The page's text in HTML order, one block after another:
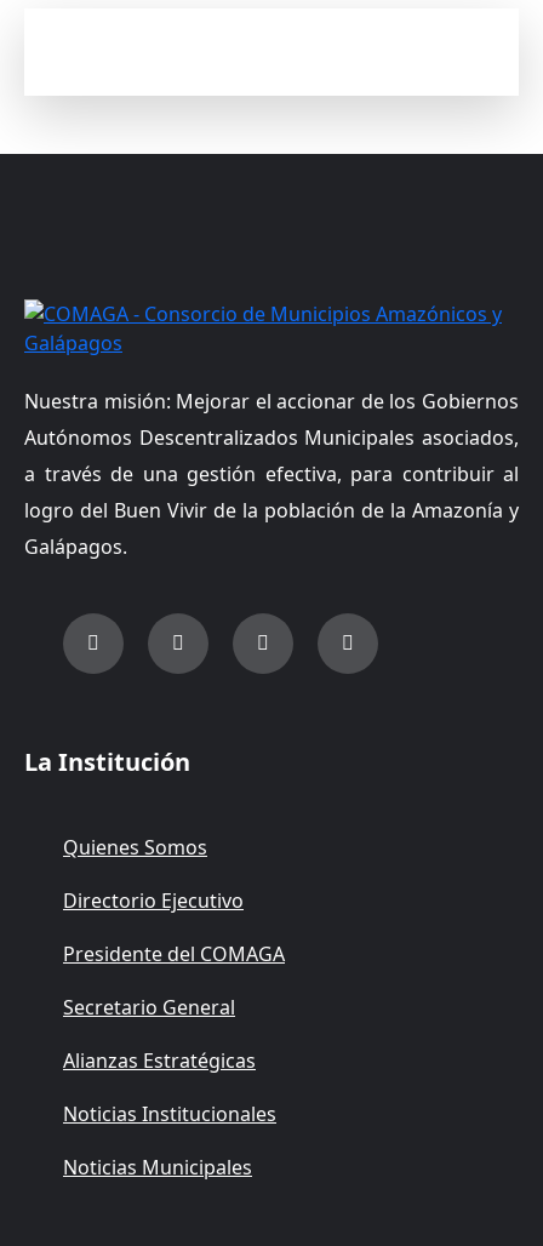
Nuestra misión: Mejorar el accionar de los Gobiernos
Autónomos Descentralizados Municipales asociados,
a través de una gestión efectiva, para contribuir al
logro del Buen Vivir de la población de la Amazonía y
Galápagos.
La Institución
Quienes Somos
Directorio Ejecutivo
Presidente del COMAGA
Secretario General
Alianzas Estratégicas
Noticias Institucionales
Noticias Municipales